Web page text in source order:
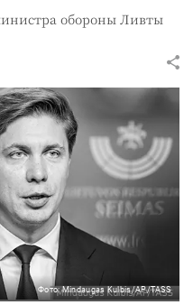
обороны Ливты
Фото: Mindaugas Kulbis/AP/TASS